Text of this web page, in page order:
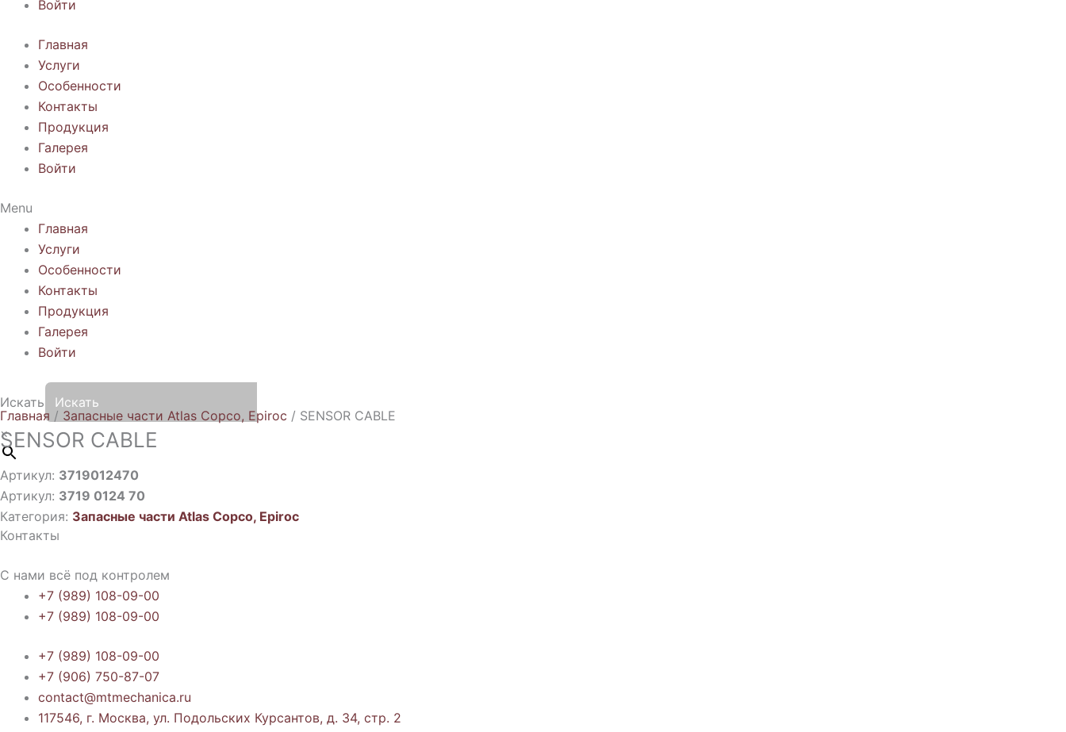
Войти
Главная
Услуги
Особенности
Контакты
Продукция
Галерея
Войти
Menu
Главная
Услуги
Особенности
Контакты
Продукция
Галерея
Войти
Искать
×
Главная / Запасные части Atlas Copco, Epiroc / SENSOR CABLE
SENSOR CABLE
Артикул: 3719012470
Артикул: 3719 0124 70
Категория: Запасные части Atlas Copco, Epiroc
Контакты
С нами всё под контролем
+7 (989) 108-09-00
+7 (989) 108-09-00
+7 (989) 108-09-00
+7 (906) 750-87-07
contact@mtmechanica.ru
117546, г. Москва, ул. Подольских Курсантов, д. 34, стр. 2